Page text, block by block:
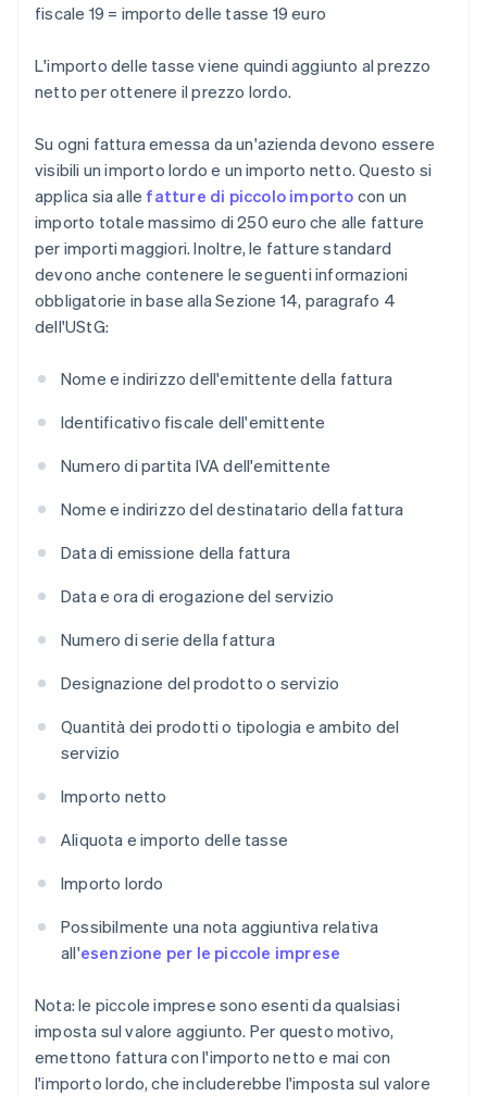
fiscale 19 = importo delle tasse 19 euro
L'importo delle tasse viene quindi aggiunto al prezzo
netto per ottenere il prezzo lordo.
Su ogni fattura emessa da un'azienda devono essere
visibili un importo lordo e un importo netto. Questo si
applica sia alle fatture di piccolo importo con un
importo totale massimo di 250 euro che alle fatture
per importi maggiori. Inoltre, le fatture standard
devono anche contenere le seguenti informazioni
obbligatorie in base alla Sezione 14, paragrafo 4
dell'UStG:
Nome e indirizzo dell'emittente della fattura
Identificativo fiscale dell'emittente
Numero di partita IVA dell'emittente
Nome e indirizzo del destinatario della fattura
Data di emissione della fattura
Data e ora di erogazione del servizio
Numero di serie della fattura
Designazione del prodotto o servizio
Quantità dei prodotti o tipologia e ambito del
servizio
Importo netto
Aliquota e importo delle tasse
Importo lordo
Possibilmente una nota aggiuntiva relativa
all'esenzione per le piccole imprese
Nota: le piccole imprese sono esenti da qualsiasi
imposta sul valore aggiunto. Per questo motivo,
emettono fattura con l'importo netto e mai con
l'importo lordo, che includerebbe l'imposta sul valore